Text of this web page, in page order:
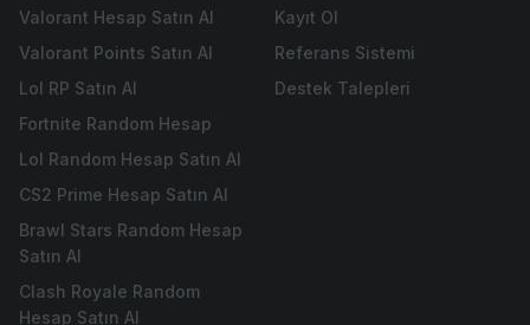
Valorant Hesap Satın Al
Valorant Points Satın Al
Lol RP Satın Al
Fortnite Random Hesap
Lol Random Hesap Satın Al
CS2 Prime Hesap Satın Al
Brawl Stars Random Hesap
Satın Al
Clash Royale Random
Hesap Satın Al
Kayıt Ol
Referans Sistemi
Destek Talepleri